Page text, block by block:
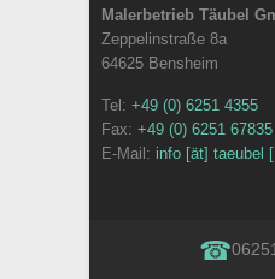
Malerbetrieb Täubel
Zeppelinstraße 8a
64625 Bensheim
Tel: +49 (0) 6251 4355
Fax: +49 (0) 6251 67835
E-Mail: info [ät] taeubel